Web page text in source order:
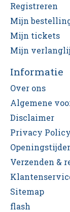
Registreren
Mijn
Mijn tickets
Mijn
Informatie
Over ons
Algemene
Disclaimer
Privacy Policy
Verzenden &
Sitemap
flash